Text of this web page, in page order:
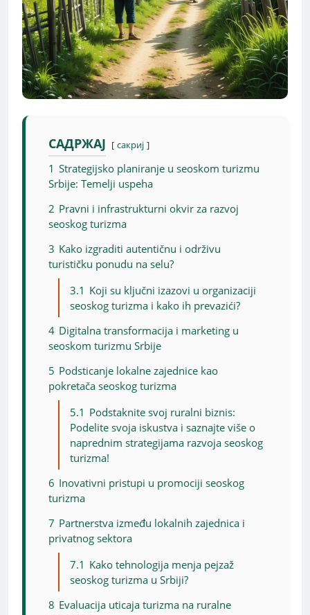
САДРЖАЈ сакриј
1 Strategijsko planiranje u seoskom turizmu
Srbije: Temelji uspeha
2 Pravni i infrastrukturni okvir za razvoj
seoskog turizma
3 Kako izgraditi autentičnu i održivu
turističku ponudu na selu?
3.1 Koji su ključni izazovi u organizaciji
seoskog turizma i kako ih prevazići?
4 Digitalna transformacija i marketing u
seoskom turizmu Srbije
5 Podsticanje lokalne zajednice kao
pokretača seoskog turizma
5.1 Podstaknite svoj ruralni biznis:
Podelite svoja iskustva i saznajte više o
naprednim strategijama razvoja seoskog
turizma!
6 Inovativni pristupi u promociji seoskog
turizma
7 Partnerstva između lokalnih zajednica i
privatnog sektora
7.1 Kako tehnologija menja pejzaž
seoskog turizma u Srbiji?
8 Evaluacija uticaja turizma na ruralne